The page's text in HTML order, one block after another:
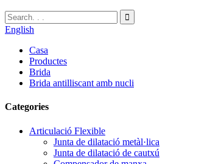
English
Casa
Productes
Brida
Brida antilliscant amb nucli
Categories
Articulació Flexible
Junta de dilatació metàl·lica
Junta de dilatació de cautxú